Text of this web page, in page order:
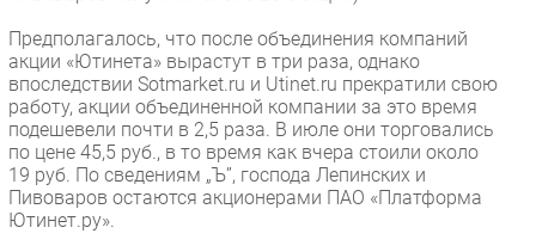
Предполагалось, что после объединения компаний
акции «Ютинета» вырастут в три раза, однако
впоследствии Sotmarket.ru и Utinet.ru прекратили свою
работу, акции объединенной компании за это время
подешевели почти в 2,5 раза. В июле они торговались
по цене 45,5 руб., в то время как вчера стоили около
19 руб. По сведениям „Ъ”, господа Лепинских и
Пивоваров остаются акционерами ПАО «Платформа
Ютинет.ру».